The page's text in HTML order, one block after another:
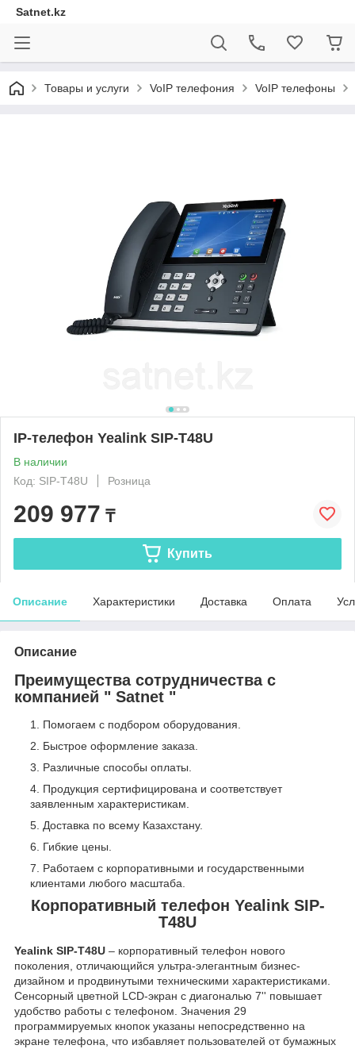
Satnet.kz
Товары и услуги VoIP телефония VoIP телефоны
IP-телефон Yealink SIP-T48U
В наличии
Код: SIP-T48U
Розница
209 977 ₸
Купить
Описание Характеристики Доставка Оплата
Описание
Преимущества сотрудничества с
компанией " Satnet "
Помогаем с подбором оборудования.
Быстрое оформление заказа.
Различные способы оплаты.
Продукция сертифицирована и соответствует
заявленным характеристикам.
Доставка по всему Казахстану.
Гибкие цены.
Работаем с корпоративными и государственными
клиентами любого масштаба.
Корпоративный телефон Yealink SIP-
T48U
Yealink SIP-T48U – корпоративный телефон нового
поколения, отличающийся ультра-элегантным бизнес-
дизайном и продвинутыми техническими характеристиками.
Сенсорный цветной LCD-экран с диагональю 7'' повышает
удобство работы с телефоном. Значения 29
программируемых кнопок указаны непосредственно на
экране телефона, что избавляет пользователей от бумажных